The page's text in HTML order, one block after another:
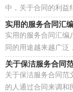
中，关于合同的利益
为。你知道合同的主
实用的服务合同汇
实用的服务合同
同的用途越来越广
的争端。那么一般合
关于保洁服务合同
关于保洁服务合
的人通过合同来调和